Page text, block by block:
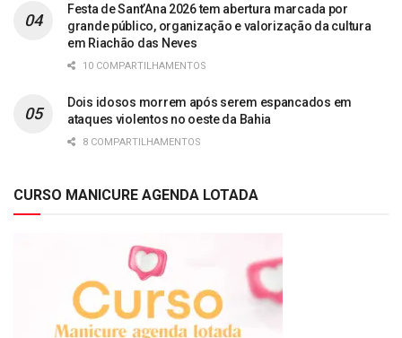
Festa de Sant’Ana 2026 tem abertura marcada por
grande público, organização e valorização da cultura
em Riachão das Neves
10 COMPARTILHAMENTOS
Dois idosos morrem após serem espancados em
ataques violentos no oeste da Bahia
8 COMPARTILHAMENTOS
CURSO MANICURE AGENDA LOTADA